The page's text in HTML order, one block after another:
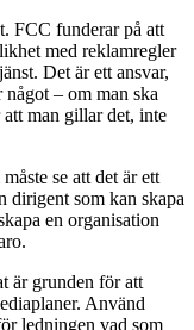
FCC funderar på att
med reklamregler
Det är ett ansvar,
– om man ska
man gillar det, inte
se att det är ett
dirigent som kan skapa
en organisation
är grunden för att
Använd
ledningen vad som